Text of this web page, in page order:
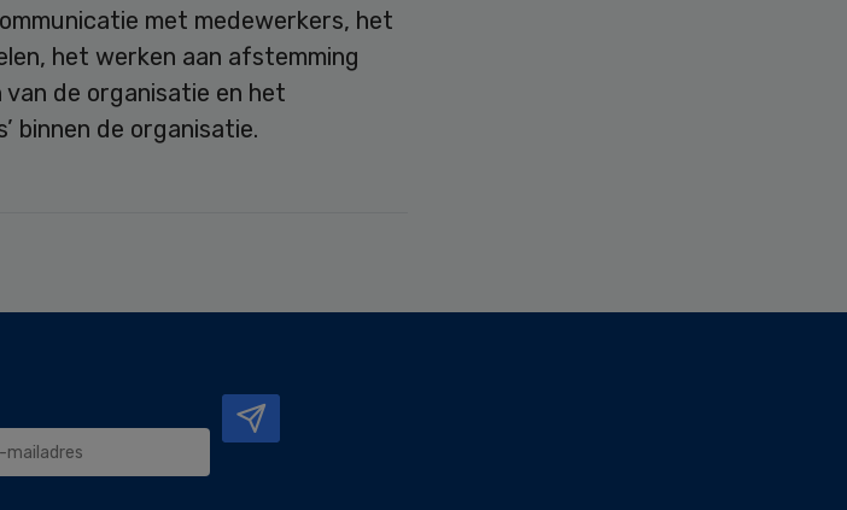
met medewerkers, het
het werken aan afstemming
de organisatie en het
binnen de organisatie.